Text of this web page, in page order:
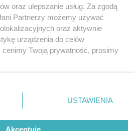
regulamin korzystania z portali
Skontakuj sięz nami
Kontakt
Wydawca
Redakcja
oraz ulepszanie usług. Za zgodą
Partnerzy możemy używać
oraz aktywnie
urządzenia do celów
cenimy Twoją prywatność, prosimy
się w lewym dolnym rogu strony
danych nie wymagają
masz prawo sprzeciwić się
będą miały
USTAWIENIA
Akceptuję